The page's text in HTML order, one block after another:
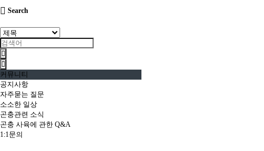
Search
커뮤니티
공지사항
자주묻는 질문
소소한 일상
곤충관련 소식
곤충 사육에 관한 Q&A
1:1문의